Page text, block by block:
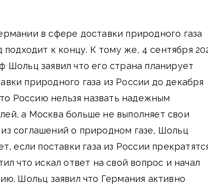
в сфере доставки природного газа
подходит к концу. К тому же, 4 сентября
Шольц заявил что его страна планирует
природного газа из России до декабря
Россию нельзя назвать надежным
а Москва больше не выполняет свои
соглашений о природном газе, Шольц
если поставки газа из России
что искал ответ на свой вопрос и начал
Шольц заявил что Германия активно